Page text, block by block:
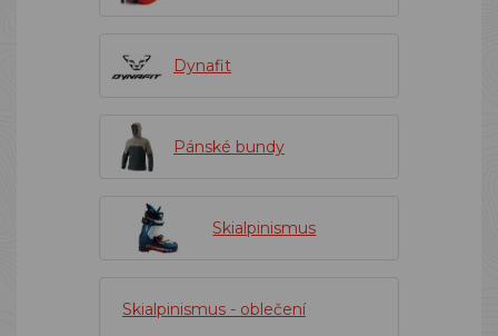
Dynafit
Pánské bundy
Skialpinismus
Skialpinismus - oblečení